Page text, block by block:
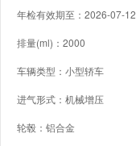
年检有效期至：2026-07-12
排量(ml)：2000
车辆类型：小型轿车
进气形式：机械增压
轮毂：铝合金